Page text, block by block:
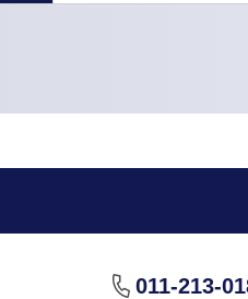
011-213-